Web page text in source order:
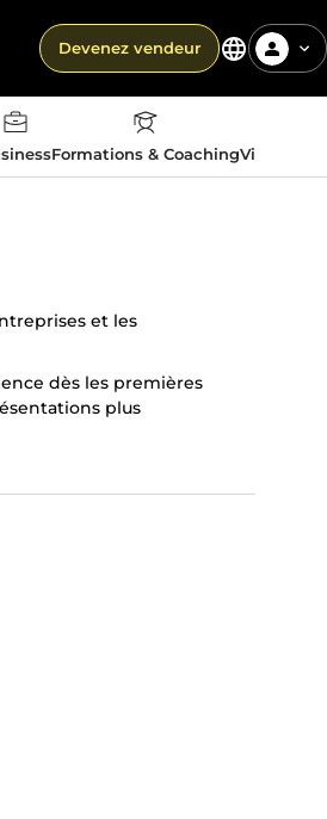
Devenez vendeur
Formations & CoachingVie
et les
dès les premières
plus